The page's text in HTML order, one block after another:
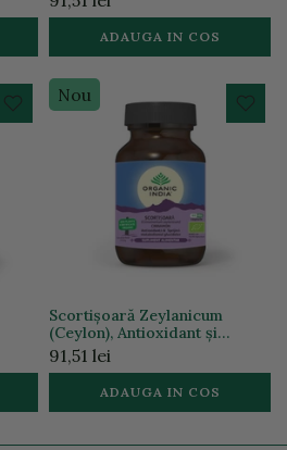
ADAUGA IN COS
Nou
Scortișoară Zeylanicum
(Ceylon), Antioxidant și
Glicemie, 60 cps ECO |
Organic India
91,51 lei
ADAUGA IN COS